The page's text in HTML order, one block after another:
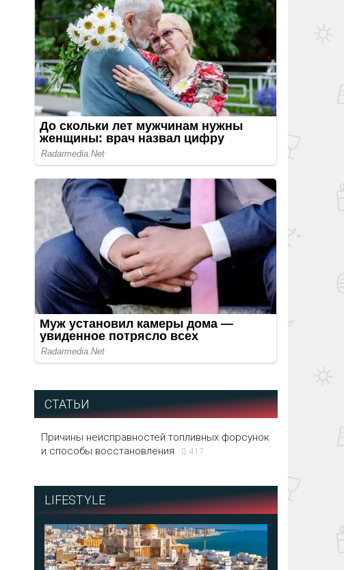
СТАТЬИ
Причины неисправностей топливных форсунок
и способы восстановления
417
LIFESTYLE